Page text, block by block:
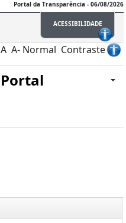
Portal da Transparência - 06/08/2026
ACESSIBILIDADE
A A- Normal Contraste
Portal